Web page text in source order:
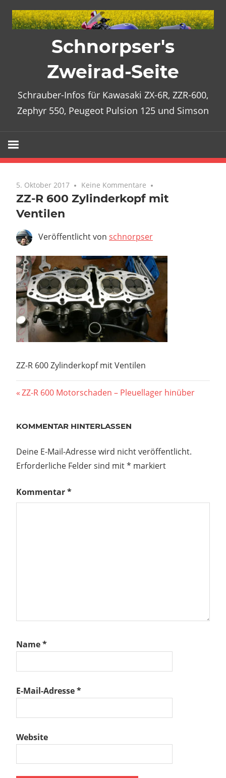
Inhalt
Schnorpser's
Zweirad-Seite
Schrauber-Infos für Kawasaki ZX-6R, ZZR-600,
Zephyr 550, Peugeot Pulsion 125 und Simson
5. Oktober 2017 Keine Kommentare
ZZ-R 600 Zylinderkopf mit
Ventilen
Veröffentlicht von schnorpser
ZZ-R 600 Zylinderkopf mit Ventilen
Beitragsnavigation
Vorheriger
ZZ-R 600 Motorschaden – Pleuellager hinüber
KOMMENTAR HINTERLASSEN
Deine E-Mail-Adresse wird nicht veröffentlicht.
Erforderliche Felder sind mit* markiert
Kommentar*
Name*
E-Mail-Adresse*
Website